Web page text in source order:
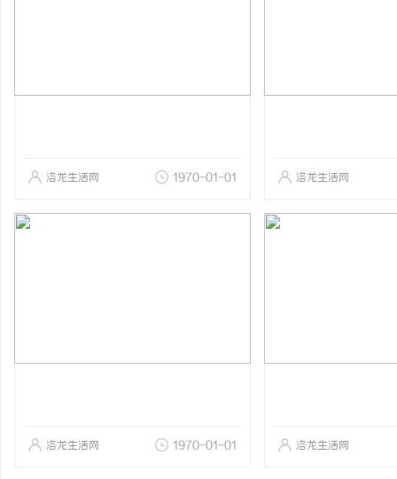
洛龙生活网 1970-01-01 洛龙生活网
洛龙生活网 1970-01-01 洛龙生活网